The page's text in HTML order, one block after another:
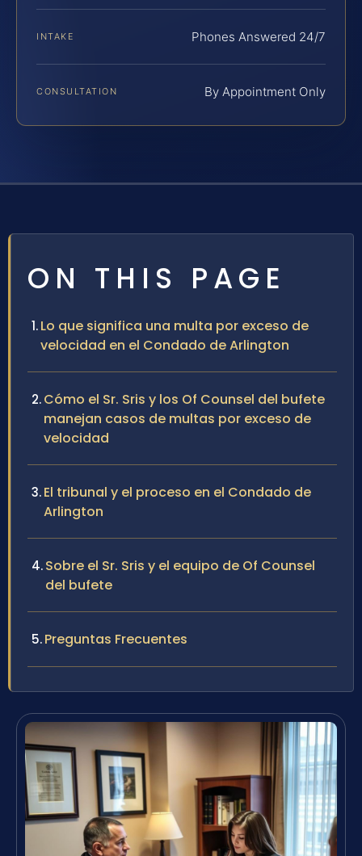
INTAKE Phones Answered 24/7
CONSULTATION By Appointment Only
ON THIS PAGE
Lo que significa una multa por exceso de
velocidad en el Condado de Arlington
Cómo el Sr. Sris y los Of Counsel del bufete
manejan casos de multas por exceso de
velocidad
El tribunal y el proceso en el Condado de
Arlington
Sobre el Sr. Sris y el equipo de Of Counsel
del bufete
Preguntas Frecuentes